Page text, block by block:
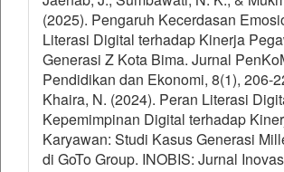
(2025). Pengaruh Kecerdasan
Literasi Digital terhadap Kinerja
Generasi Z Kota Bima. Jurnal
Pendidikan dan Ekonomi, 8(1), 206-
Khaira, N. (2024). Peran Literasi
Kepemimpinan Digital terhadap
Karyawan: Studi Kasus Generasi
di GoTo Group. INOBIS: Jurnal